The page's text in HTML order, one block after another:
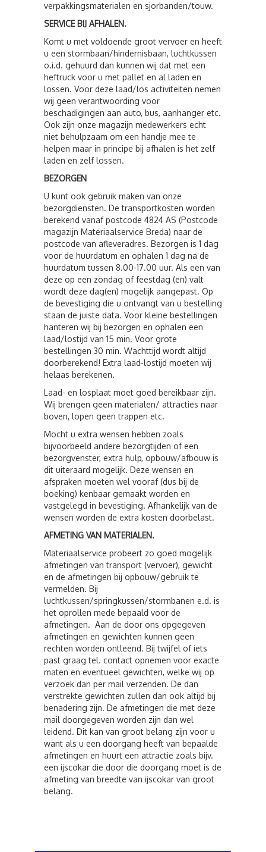
verpakkingsmaterialen en sjorbanden/touw.
SERVICE BIJ AFHALEN.
Komt u met voldoende groot vervoer en heeft
u een stormbaan/hindernisbaan, luchtkussen
o.i.d. gehuurd dan kunnen wij dat met een
heftruck voor u met pallet en al laden en
lossen. Voor deze laad/los activiteiten nemen
wij geen verantwoording voor
beschadigingen aan auto, bus, aanhanger etc.
Ook zijn onze magazijn medewerkers echt
niet behulpzaam om een handje mee te
helpen maar in principe bij afhalen is het zelf
laden en zelf lossen.
BEZORGEN
U kunt ook gebruik maken van onze
bezorgdiensten. De transportkosten worden
berekend vanaf postcode 4824 AS (Postcode
magazijn Materiaalservice Breda) naar de
postcode van afleveradres. Bezorgen is 1 dag
voor de huurdatum en ophalen 1 dag na de
huurdatum tussen 8.00-17.00 uur. Als een van
deze op een zondag of feestdag (en) valt
wordt deze dag(en) mogelijk aangepast. Op
de bevestiging die u ontvangt van u bestelling
staan de juiste data. Voor kleine bestellingen
hanteren wij bij bezorgen en ophalen een
laad/lostijd van 15 min. Voor grote
bestellingen 30 min. Wachttijd wordt altijd
doorberekend! Extra laad-lostijd moeten wij
helaas berekenen.
Laad- en losplaat moet goed bereikbaar zijn.
Wij brengen geen materialen/ attracties naar
boven, lopen geen trappen etc.
Mocht u extra wensen hebben zoals
bijvoorbeeld andere bezorgtijden of een
bezorgvenster, extra hulp, opbouw/afbouw is
dit uiteraard mogelijk. Deze wensen en
afspraken moeten wel vooraf (dus bij de
boeking) kenbaar gemaakt worden en
vastgelegd in bevestiging. Afhankelijk van de
wensen worden de extra kosten doorbelast.
AFMETING VAN MATERIALEN.
Materiaalservice probeert zo goed mogelijk
afmetingen van transport (vervoer), gewicht
en de afmetingen bij opbouw/gebruik te
vermelden. Bij
luchtkussen/springkussen/stormbanen e.d. is
het oprollen mede bepaald voor de
afmetingen. Aan de door ons opgegeven
afmetingen en gewichten kunnen geen
rechten worden ontleend. Bij twijfel of iets
past graag tel. contact opnemen voor exacte
maten en eventueel gewichten, welke wij op
verzoek dan per mail verzenden. De dan
verstrekte gewichten zullen dan ook altijd bij
benadering zijn. De afmetingen die met deze
mail doorgegeven worden zijn dan wel
leidend. Dit kan van groot belang zijn voor u
want als u een doorgang heeft van bepaalde
afmetingen en huurt een attractie zoals bijv.
een ijscokar die door die doorgang moet is de
afmeting van breedte van ijscokar van groot
belang.